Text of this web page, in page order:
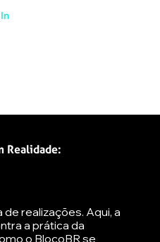
Realidade:
realizações. Aqui, a
a prática da
o BlocoBR se